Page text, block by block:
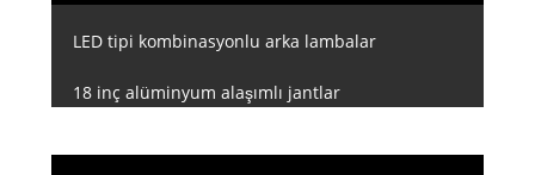
LED tipi kombinasyonlu arka lambalar
18 inç alüminyum alaşımlı jantlar